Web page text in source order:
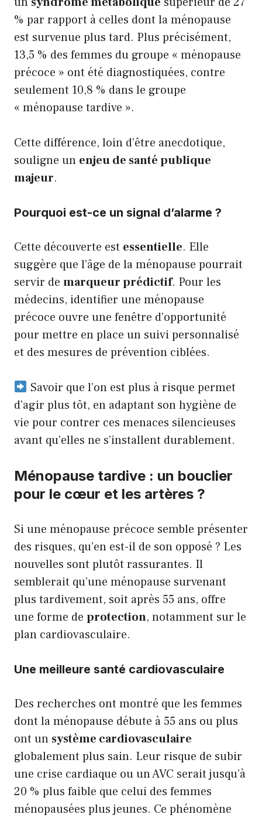
% par rapport à celles dont la ménopause
est survenue plus tard. Plus précisément,
13,5 % des femmes du groupe « ménopause
précoce » ont été diagnostiquées, contre
seulement 10,8 % dans le groupe
« ménopause tardive ».
Cette différence, loin d’être anecdotique,
souligne un enjeu de santé publique
majeur.
Pourquoi est-ce un signal d’alarme ?
Cette découverte est essentielle. Elle
suggère que l’âge de la ménopause pourrait
servir de marqueur prédictif. Pour les
médecins, identifier une ménopause
précoce ouvre une fenêtre d’opportunité
pour mettre en place un suivi personnalisé
et des mesures de prévention ciblées.
Savoir que l’on est plus à risque permet
d’agir plus tôt, en adaptant son hygiène de
vie pour contrer ces menaces silencieuses
avant qu’elles ne s’installent durablement.
Ménopause tardive : un bouclier
pour le cœur et les artères ?
Si une ménopause précoce semble présenter
des risques, qu’en est-il de son opposé ? Les
nouvelles sont plutôt rassurantes. Il
semblerait qu’une ménopause survenant
plus tardivement, soit après 55 ans, offre
une forme de protection, notamment sur le
plan cardiovasculaire.
Une meilleure santé cardiovasculaire
Des recherches ont montré que les femmes
dont la ménopause débute à 55 ans ou plus
ont un système cardiovasculaire
globalement plus sain. Leur risque de subir
une crise cardiaque ou un AVC serait jusqu’à
20 % plus faible que celui des femmes
ménopausées plus jeunes. Ce phénomène